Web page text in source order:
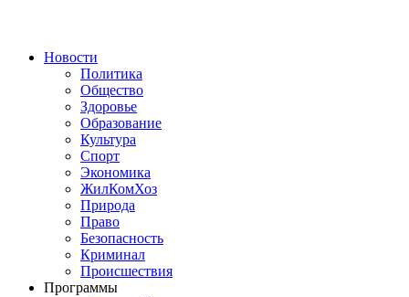
Новости
Политика
Общество
Здоровье
Образование
Культура
Спорт
Экономика
ЖилКомХоз
Природа
Право
Безопасность
Криминал
Происшествия
Программы